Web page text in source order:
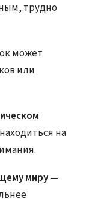
трудно
может
или
на
миру—